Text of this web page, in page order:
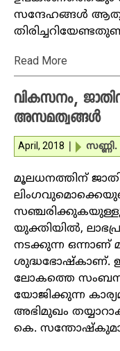
സന്ദേഹങ്ങള്‍
Read More
വികസനം,
അസമത്വങ്ങള്‍
April, 2018
മൂലധനത്തിന്
യുക്തിയില്‍,
നടക്കുന്ന
ശുദ്ധഭോഷ്‌കാണ്.
ലോകത്തെ
യോജിക്കുന്ന
അഭിമുഖം
കെ.